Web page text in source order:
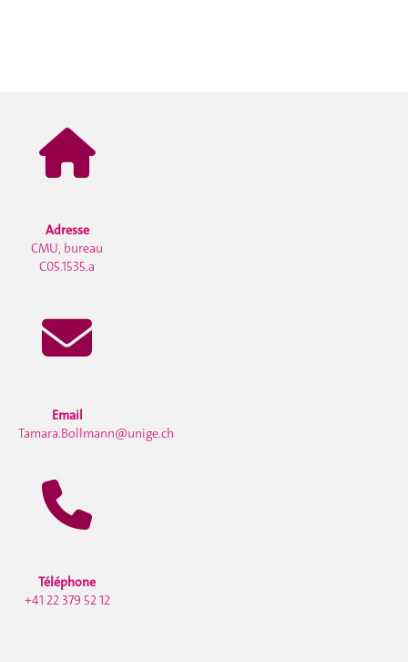
Adresse
CMU, bureau
C05.1535.a
Email
Tamara.Bollmann@unige.ch
Téléphone
+41 22 379 52 12